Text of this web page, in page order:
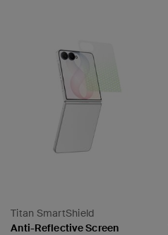
Titan SmartShield
Anti-Reflective Screen